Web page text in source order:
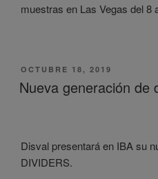
muestras en Las Vegas del 8
PUBLICADO
EL
OCTUBRE 18, 2019
Nueva generación de
Disval presentará en IBA su
DIVIDERS.